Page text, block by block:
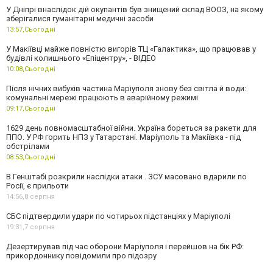
У Дніпрі внаслідок дій окупантів був знищений склад ВООЗ, на якому
зберігалися гуманітарні медичні засоби
13:57,Сьогодні
У Макіївці майже повністю вигорів ТЦ «Галактика», що працював у
будівлі колишнього «Епіцентру», - ВІДЕО
10:08,Сьогодні
Після нічних вибухів частина Маріуполя знову без світла й води:
комунальні мережі працюють в аварійному режимі
09:17,Сьогодні
1629 день повномасштабної війни. Україна бореться за ракети для
ППО. У РФ горить НПЗ у Татарстані. Маріуполь та Макіївка - під
обстрілами
08:53,Сьогодні
В Генштабі розкрили наслідки атаки . ЗСУ масовано вдарили по
Росії, є прильоти
14:56,8 серпня
СБС підтвердили удари по чотирьох підстанціях у Маріуполі
19:31,7 серпня
Дезертирував під час оборони Маріуполя і перейшов на бік РФ:
прикордоннику повідомили про підозру